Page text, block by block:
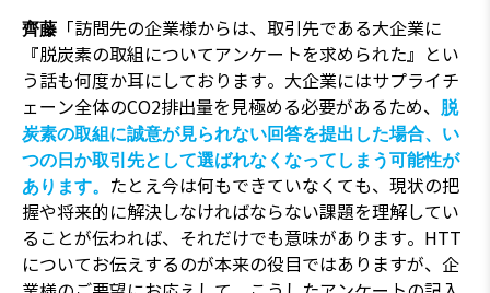
齊藤 「訪問先の企業様からは、取引先である大企業に
『脱炭素の取組についてアンケートを求められた』とい
う話も何度か耳にしております。大企業にはサプライチ
ェーン全体のCO2排出量を見極める必要があるため、
脱
炭素の取組に誠意が見られない回答を提出した場合、い
つの日か取引先として選ばれなくなってしまう可能性が
あります。
たとえ今は何もできていなくても、現状の把
握や将来的に解決しなければならない課題を理解してい
ることが伝われば、それだけでも意味があります。HTT
についてお伝えするのが本来の役目ではありますが、企